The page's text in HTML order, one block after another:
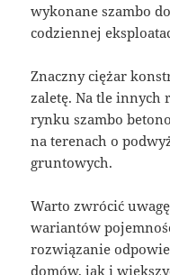
wykonane szambo
codziennej
Znaczny ciężar
zaletę. Na tle innych
rynku szambo
na terenach o
gruntowych.
Warto zwrócić
wariantów
rozwiązanie
domów, jak i